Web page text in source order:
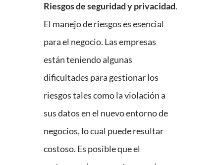
Riesgos de seguridad y privacidad.
El manejo de riesgos es esencial
para el negocio. Las empresas
están teniendo algunas
dificultades para gestionar los
riesgos tales como la violación a
sus datos en el nuevo entorno de
negocios, lo cual puede resultar
costoso. Es posible que el